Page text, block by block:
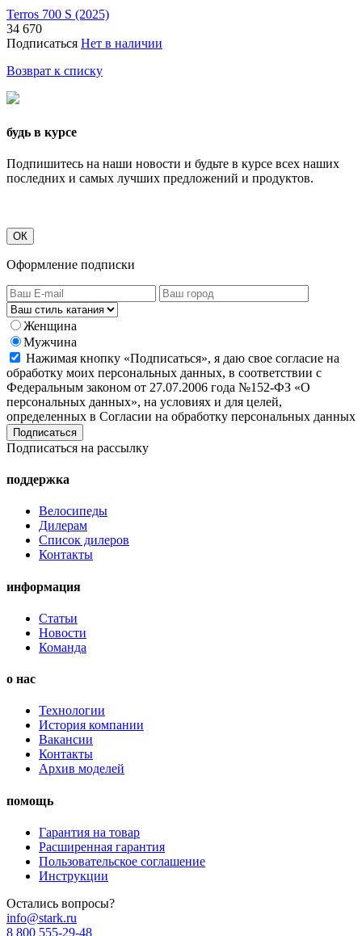
Terros 700 S (2025)
34 670
Подписаться Нет в наличии
Возврат к списку
будь в курсе
Подпишитесь на наши новости и будьте в курсе всех наших
последних и самых лучших предложений и продуктов.
ОК
Оформление подписки
Женщина
Мужчина
Нажимая кнопку «Подписаться», я даю свое согласие на
обработку моих персональных данных, в соответствии с
Федеральным законом от 27.07.2006 года №152-ФЗ «О
персональных данных», на условиях и для целей,
определенных в Согласии на обработку персональных данных
Подписаться на рассылку
поддержка
Велосипеды
Дилерам
Список дилеров
Контакты
информация
Статьи
Новости
Команда
о нас
Технологии
История компании
Вакансии
Контакты
Архив моделей
помощь
Гарантия на товар
Расширенная гарантия
Пользовательское соглашение
Инструкции
Остались вопросы?
info@stark.ru
8 800 555-29-48